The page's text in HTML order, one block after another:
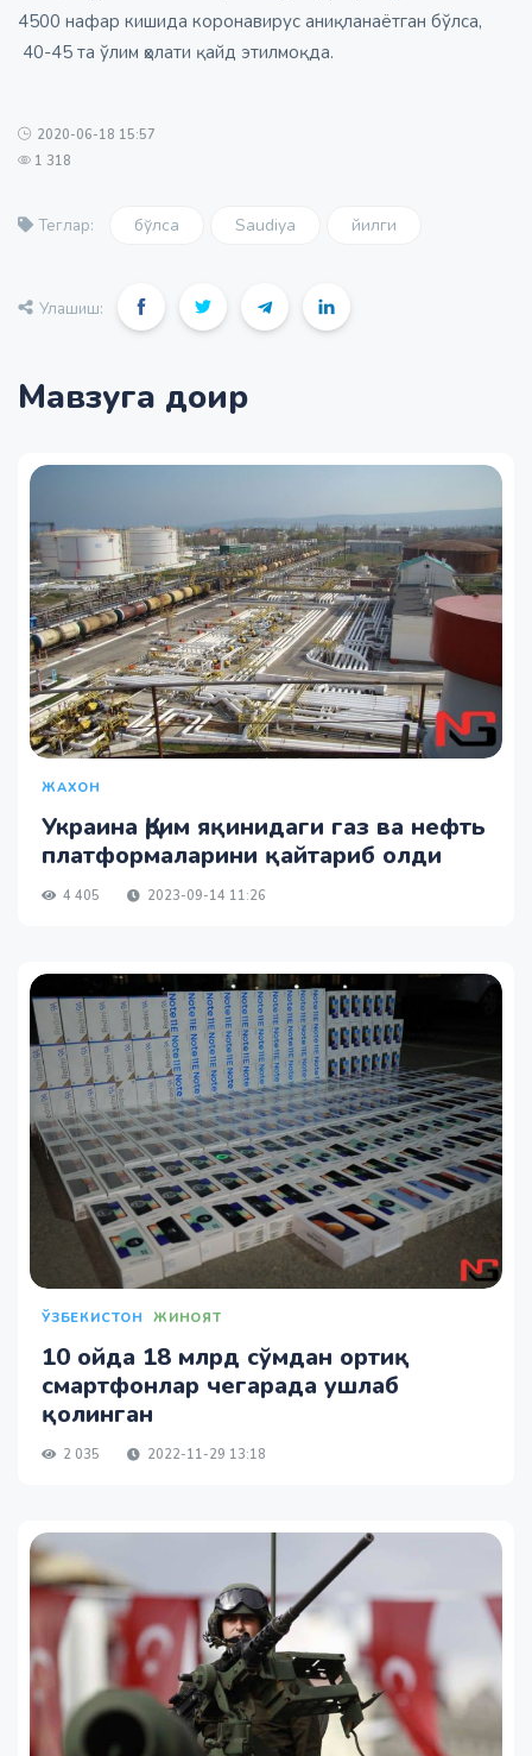
4500 нафар кишида коронавирус аниқланаётган бўлса,
40-45 та ўлим ҳолати қайд этилмоқда.
2020-06-18 15:57
1 318
Теглар: бўлса Saudiya йилги
Улашиш:
Мавзуга доир
ЖАХОН
Украина Қрим яқинидаги газ ва нефть
платформаларини қайтариб олди
4 405 2023-09-14 11:26
ЎЗБЕКИСТОН ЖИНОЯТ
10 ойда 18 млрд сўмдан ортиқ
смартфонлар чегарада ушлаб
қолинган
2 035 2022-11-29 13:18